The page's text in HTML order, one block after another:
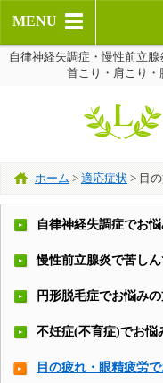
MENU
自律神経失調症・慢性前立
首こり・肩こり
ホーム > 適応症状 > 目
自律神経失調症でお
慢性前立腺炎で苦し
円形脱毛症でお悩み
不妊症(不育症)でお悩
目の疲れ・眼精疲労